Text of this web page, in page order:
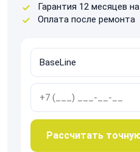
Гарантия 12 месяцев
Оплата после ремонта
Рассчитать